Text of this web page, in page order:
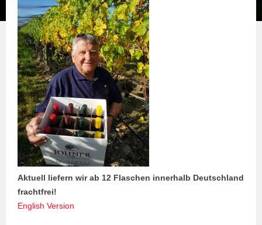
Aktuell liefern wir ab 12 Flaschen innerhalb Deutschland
frachtfrei!
English Version